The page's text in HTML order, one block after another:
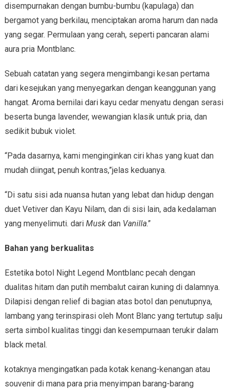
disempurnakan dengan bumbu-bumbu (kapulaga) dan
bergamot yang berkilau, menciptakan aroma harum dan nada
yang segar. Permulaan yang cerah, seperti pancaran alami
aura pria Montblanc.
Sebuah catatan yang segera mengimbangi kesan pertama
dari kesejukan yang menyegarkan dengan keanggunan yang
hangat. Aroma bernilai dari kayu cedar menyatu dengan serasi
beserta bunga lavender, wewangian klasik untuk pria, dan
sedikit bubuk violet.
“Pada dasarnya, kami menginginkan ciri khas yang kuat dan
mudah diingat, penuh kontras,”jelas keduanya.
“Di satu sisi ada nuansa hutan yang lebat dan hidup dengan
duet Vetiver dan Kayu Nilam, dan di sisi lain, ada kedalaman
yang menyelimuti. dari Muskdan Vanilla.”
Bahan yang berkualitas
Estetika botol Night Legend Montblanc pecah dengan
dualitas hitam dan putih membalut cairan kuning di dalamnya.
Dilapisi dengan relief di bagian atas botol dan penutupnya,
lambang yang terinspirasi oleh Mont Blanc yang tertutup salju
serta simbol kualitas tinggi dan kesempurnaan terukir dalam
black metal.
kotaknya mengingatkan pada kotak kenang-kenangan atau
souvenir di mana para pria menyimpan barang-barang